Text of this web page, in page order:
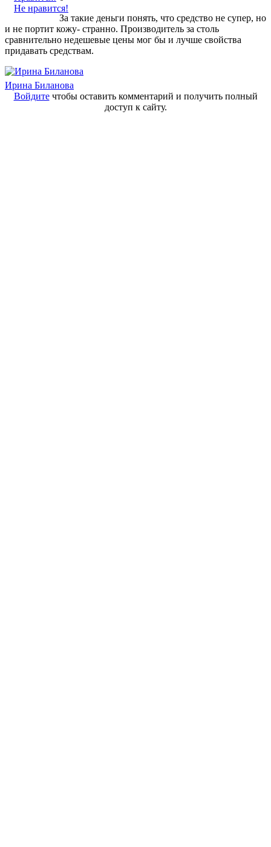
Не нравится!
За такие деньги понять, что средство не супер, но
и не портит кожу- странно. Производитель за столь
сравнительно недешевые цены мог бы и лучше свойства
придавать средствам.
Ирина Биланова
Войдитечтобы оставить комментарий и получить полный
доступ к сайту.